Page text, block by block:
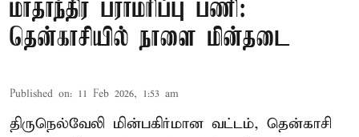
மாதாந்திர பராமரிப்பு பணி:
தென்காசியில் நாளை மின்தடை
Published on: 11 Feb 2026, 1:53 am
திருநெல்வேலி மின்பகிர்மான வட்டம், தென்காசி